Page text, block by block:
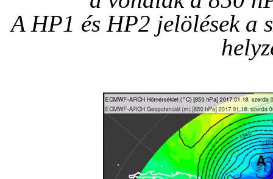
A HP1 és HP2 jelölések a